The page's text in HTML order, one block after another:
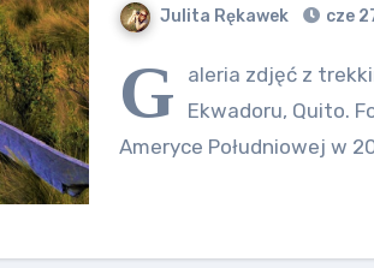
Julita Rękawek cze
G
aleria zdjęć z
Ekwadoru, Quito.
Ameryce Południowej w